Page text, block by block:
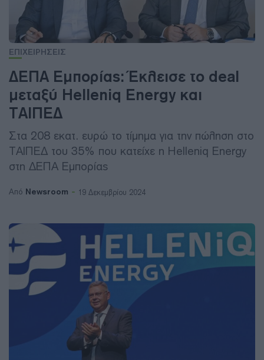
ΕΠΙΧΕΙΡΗΣΕΙΣ
ΔΕΠΑ Εμπορίας: Έκλεισε το deal
μεταξύ Ηelleniq Energy και
ΤΑΙΠΕΔ
Στα 208 εκατ. ευρώ το τίμημα για την πώληση στο
ΤΑΙΠΕΔ του 35% που κατείχε η Helleniq Energy
στη ΔΕΠΑ Εμπορίας
Από Newsroom 19 Δεκεμβρίου 2024